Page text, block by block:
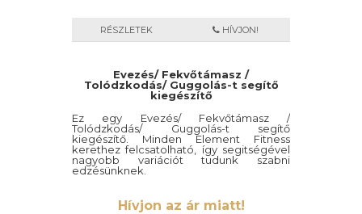
RÉSZLETEK HÍVJON!
Evezés/ Fekvőtámasz /
Tolódzkodás/ Guggolás-t segítő
kiegészítő
Ez egy Evezés/ Fekvőtámasz /
Tolódzkodás/ Guggolás-t segítő
kiegészítő. Minden Element Fitness
kerethez felcsatolható, így segitségével
nagyobb variációt tudunk szabni
edzésünknek.
Hívjon az ár miatt!